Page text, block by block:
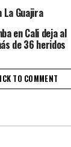
La Guajira
en Cali deja al
de 36 heridos
TO COMMENT